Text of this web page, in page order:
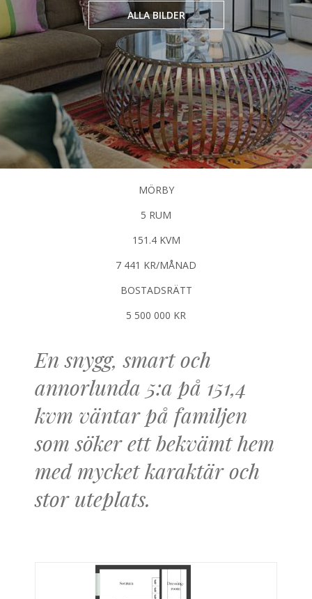
ALLA BILDER
MÖRBY
5 RUM
151.4 KVM
7 441 KR/MÅNAD
BOSTADSRÄTT
5 500 000 KR
En snygg, smart och
annorlunda 5:a på 151,4
kvm väntar på familjen
som söker ett bekvämt hem
med mycket karaktär och
stor uteplats.